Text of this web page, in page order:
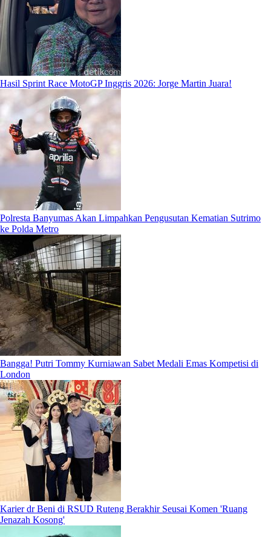
Hasil Sprint Race MotoGP Inggris 2026: Jorge Martin Juara!
Polresta Banyumas Akan Limpahkan Pengusutan Kematian Sutrimo
ke Polda Metro
Bangga! Putri Tommy Kurniawan Sabet Medali Emas Kompetisi di
London
Karier dr Beni di RSUD Ruteng Berakhir Seusai Komen 'Ruang
Jenazah Kosong'